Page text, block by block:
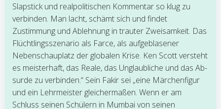
Slapstick und realpolitischen Kommentar so klug zu
verbinden. Man lacht, schämt sich und findet
Zustimmung und Ablehnung in trauter Zweisamkeit. Das
Flüchtlingsszenario als Farce, als aufgeblasener
Nebenschauplatz der globalen Krise. Ken Scott versteht
es meisterhaft, das Reale, das Unglaubliche und das Ab­
surde zu verbinden.“ Sein Fakir sei „eine Märchenfigur
und ein Lehrmeister gleichermaßen. Wenn er am
Schluss seinen Schülern in Mumbai von seinen